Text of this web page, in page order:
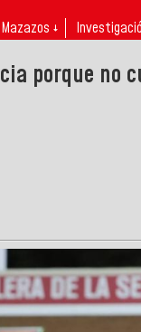
Mazazos ↓
porque no